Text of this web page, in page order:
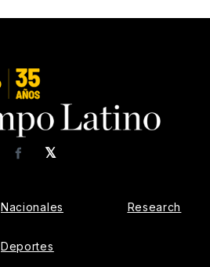
𝕏
Facebook
Nacionales
Deportes
Research